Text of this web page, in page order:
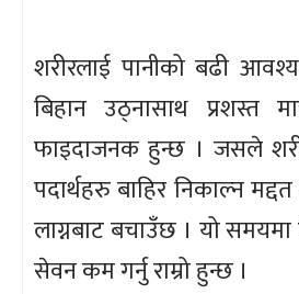
शरीरलाई पानीको बढी
बिहान उठ्नासाथ प्रशस्त
फाइदाजनक हुन्छ । जसले
पदार्थहरु बाहिर निकाल्न
लाग्नबाट बचाउँछ । यो
सेवन कम गर्नु राम्रो हुन्छ ।